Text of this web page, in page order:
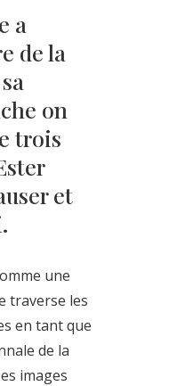
a
de la
on
trois
et
une
traverse les
en tant que
de la
images